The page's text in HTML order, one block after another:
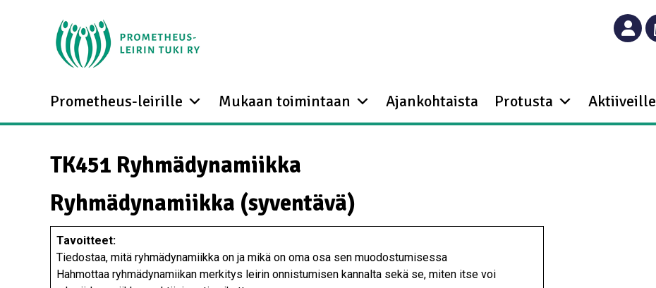
Prometheus-leirille Mukaan toimintaan Ajankohtaista Protusta Aktiiveille
TK451 Ryhmädynamiikka
Ryhmädynamiikka (syventävä)
Tavoitteet:
Tiedostaa, mitä ryhmädynamiikka on ja mikä on oma osa sen muodostumisessa
Hahmottaa ryhmädynamiikan merkitys leirin onnistumisen kannalta sekä se, miten itse voi